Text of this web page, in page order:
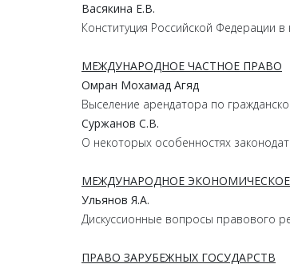
Васякина Е.В.
Конституция Российской Федерации
МЕЖДУНАРОДНОЕ ЧАСТНОЕ ПРАВО
Омран Мохамад Агяд
Выселение арендатора по
Суржанов С.В.
О некоторых особенностях
МЕЖДУНАРОДНОЕ
Ульянов Я.А.
Дискуссионные вопросы правового
ПРАВО ЗАРУБЕЖНЫХ ГОСУДАРСТВ